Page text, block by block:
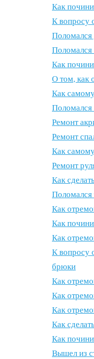
Как
К вопросу
Поломался
Поломался
Как
О том, как
Как
Поломался
Ремонт
Ремонт
Как
Ремонт
Как
Поломался
Как
Как
Как
К вопросу
брюки
Как
Как
Как
Как
Как
Вышел из